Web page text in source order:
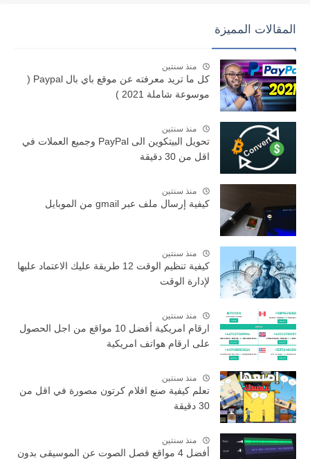
المقالات المميزة
منذ سنتين
كل ما تريد معرفته عن موقع باي بال Paypal (
موسوعة شاملة 2021 )
منذ سنتين
تحويل البيتكوين الى PayPal وجميع العملات في
اقل من 30 دقيقة
منذ سنتين
كيفية إرسال ملف عبر gmail من الموبايل
منذ سنتين
كيفية تنظيم الوقت 12 طريقة عليك الاعتماد عليها
لإدارة الوقت
منذ سنتين
ارقام امريكية أفضل 10 مواقع من اجل الحصول
على ارقام هواتف امريكية
منذ سنتين
تعلم كيفية صنع افلام كرتون مصورة في اقل من
30 دقيقة
منذ سنتين
أفضل 4 مواقع فصل الصوت عن الموسيقى بدون